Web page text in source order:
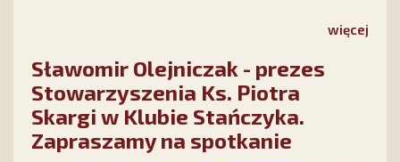
Odpowiedzmy na Jej słowa. Nie pozostańmywięcej
Sławomir Olejniczak - prezes
Stowarzyszenia Ks. Piotra
Skargi w Klubie Stańczyka.
Zapraszamy na spotkanie